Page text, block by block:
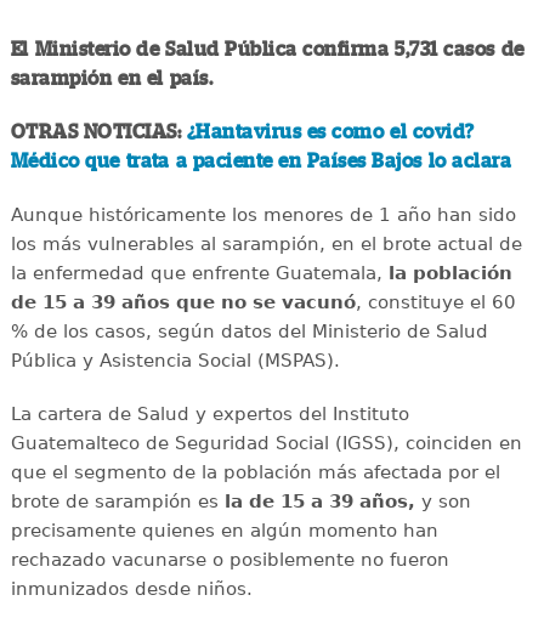
El Ministerio de Salud Pública confirma 5,731 casos de
sarampión en el país.
OTRAS NOTICIAS: ¿Hantavirus es como el covid?
Médico que trata a paciente en Países Bajos lo aclara
Aunque históricamente los menores de 1 año han sido
los más vulnerables al sarampión, en el brote actual de
la enfermedad que enfrente Guatemala, la población
de 15 a 39 años que no se vacunó, constituye el 60
% de los casos, según datos del Ministerio de Salud
Pública y Asistencia Social (MSPAS).
La cartera de Salud y expertos del Instituto
Guatemalteco de Seguridad Social (IGSS), coinciden en
que el segmento de la población más afectada por el
brote de sarampión es la de 15 a 39 años, y son
precisamente quienes en algún momento han
rechazado vacunarse o posiblemente no fueron
inmunizados desde niños.